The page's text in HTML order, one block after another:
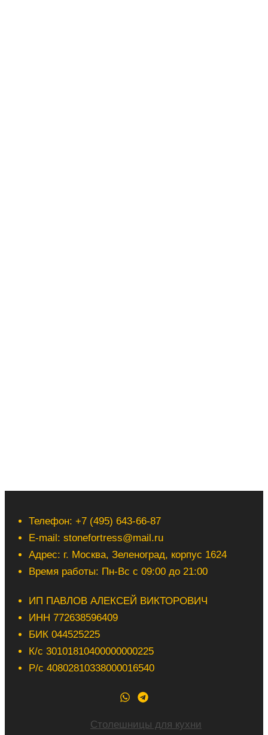
Телефон: +7 (495) 643-66-87
E-mail: stonefortress@mail.ru
Адрес: г. Москва, Зеленоград, корпус 1624
Время работы: Пн-Вс с 09:00 до 21:00
ИП ПАВЛОВ АЛЕКСЕЙ ВИКТОРОВИЧ
ИНН 772638596409
БИК 044525225
К/с 30101810400000000225
Р/с 40802810338000016540
Столешницы для кухни